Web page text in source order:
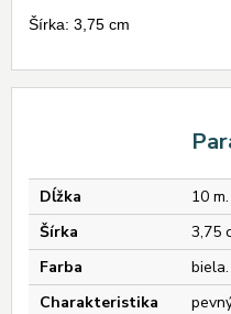
Šírka: 3,75 cm
Dĺžka
10 m.
Šírka
3,75
Farba
biela.
Charakteristika